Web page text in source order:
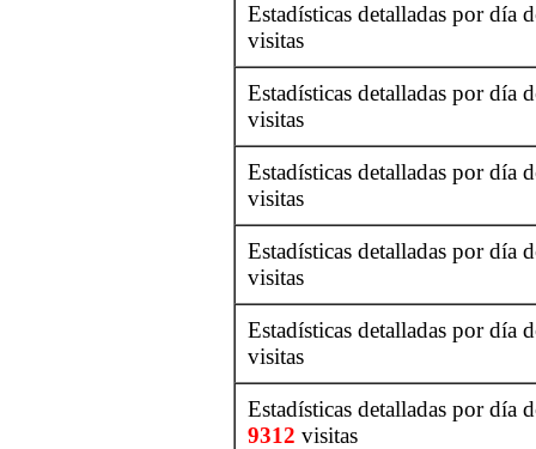
Estadísticas detalladas por día
visitas
Estadísticas detalladas por día
visitas
Estadísticas detalladas por día
visitas
Estadísticas detalladas por día
visitas
Estadísticas detalladas por día
visitas
Estadísticas detalladas por día
9312 visitas